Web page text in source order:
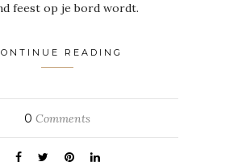
feest op je bord wordt.
READING
0 Comments